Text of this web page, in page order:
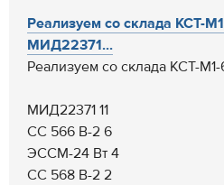
Реализуем со склада КСТ-
МИД22371...
Реализуем со склада КСТ-
МИД22371 11
СС 566 В-2 6
ЭССМ-24 Вт 4
СС 568 В-2 2